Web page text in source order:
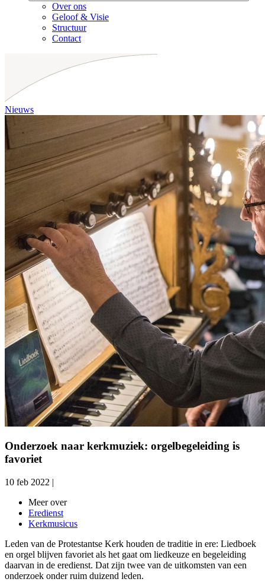
Over ons
Geloof & Visie
Structuur
Contact
Nieuws
Onderzoek naar kerkmuziek: orgelbegeleiding is
favoriet
10 feb 2022 |
Meer over
Eredienst
Kerkmusicus
Leden van de Protestantse Kerk houden de traditie in ere: Liedboek
en orgel blijven favoriet als het gaat om liedkeuze en begeleiding
daarvan in de eredienst. Dat zijn twee van de uitkomsten van een
onderzoek onder ruim duizend leden.